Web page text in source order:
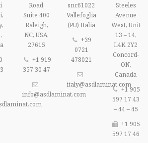
Road,
Suite 400
Raleigh,
NC, USA,
27615
+1 919
357 30 47
info@asdlaminat.com
snc61022
Vallefoglia
(PU) Italia
+39
0721
478021
italy@asdlaminat.com
Steeles
Avenue
West, Unit
13 – 14,
L4K 2Y2
Concord-
ON,
Canada
+1 905
597 17 43
– 44 – 45
+1 905
597 17 46